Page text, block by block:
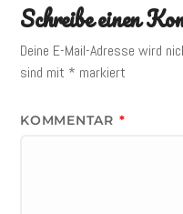
Schreibe einen
Deine E-Mail-Adresse wird
sind mit * markiert
KOMMENTAR *